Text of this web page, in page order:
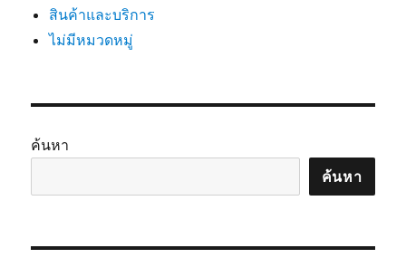
สินค้าและบริการ
ไม่มีหมวดหมู่
ค้นหา
ค้นหา